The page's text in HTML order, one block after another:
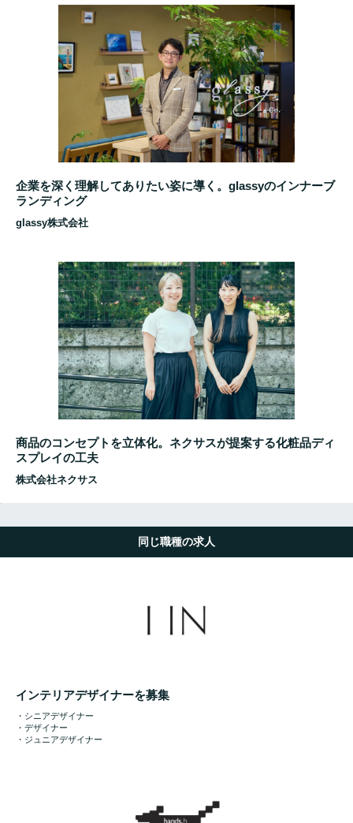
企業を深く理解してありたい姿に導く。glassyのインナーブ
ランディング
glassy株式会社
商品のコンセプトを立体化。ネクサスが提案する化粧品ディ
スプレイの工夫
株式会社ネクサス
同じ職種の求人
インテリアデザイナーを募集
・シニアデザイナー
・デザイナー
・ジュニアデザイナー